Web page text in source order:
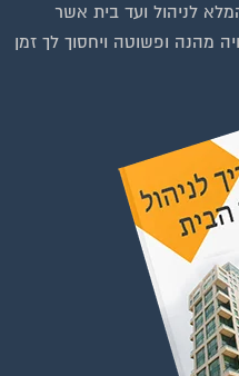
לניהול ועד בית אשר
מהנה ופשוטה ויחסוך לך זמן
ושלחו בקשת הצטרפות בדף